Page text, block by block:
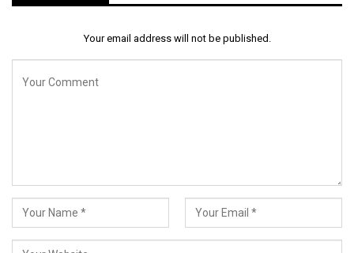
Your email address will not be published.